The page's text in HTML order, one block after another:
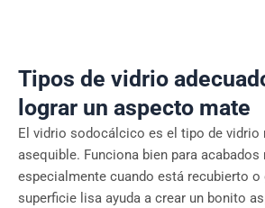
Tipos de vidrio
lograr un aspecto mate
El vidrio sodocálcico es el tipo de vidrio
asequible. Funciona bien para acabados
especialmente cuando está recubierto o
superficie lisa ayuda a crear un bonito